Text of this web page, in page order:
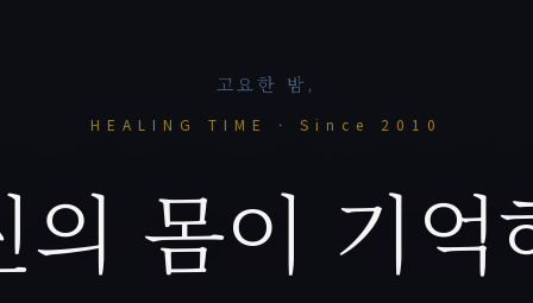
고요한 밤,
HEALING TIME · Since 2010
의 몸이 기억